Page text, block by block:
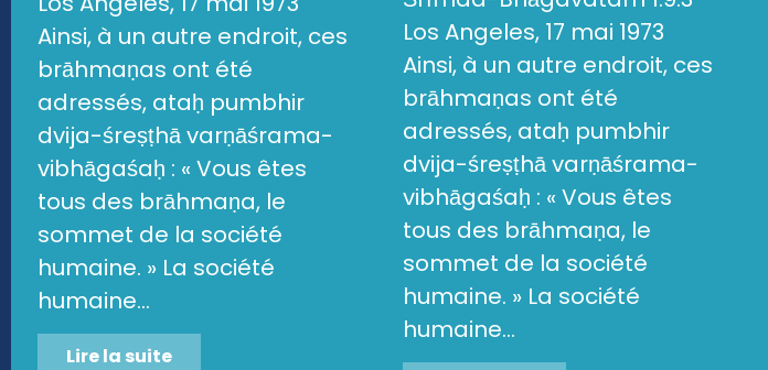
Ainsi, à un autre endroit, ces
brāhmaṇas ont été
adressés, ataḥ pumbhir
dvija-śreṣṭhā varṇāśrama-
vibhāgaśaḥ : « Vous êtes
tous des brāhmaṇa, le
sommet de la société
humaine. » La société
humaine...
Lire la suite
Los Angeles, 17 mai 1973
Ainsi, à un autre endroit, ces
brāhmaṇas ont été
adressés, ataḥ pumbhir
dvija-śreṣṭhā varṇāśrama-
vibhāgaśaḥ : « Vous êtes
tous des brāhmaṇa, le
sommet de la société
humaine. » La société
humaine...